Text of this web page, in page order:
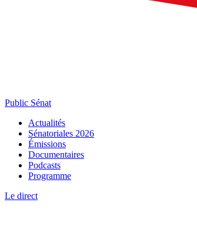
Public Sénat
Actualités
Sénatoriales 2026
Émissions
Documentaires
Podcasts
Programme
Le direct